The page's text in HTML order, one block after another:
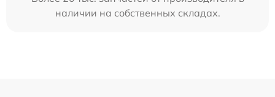
наличии на собственных складах.